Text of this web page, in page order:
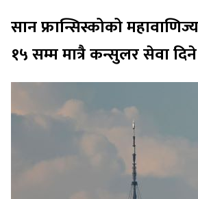
सान फ्रान्सिस्कोको
१५ सम्म मात्रै कन्सुलर सेवा दिने